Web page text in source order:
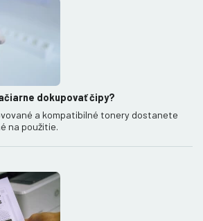
dokupovať čipy?
a kompatibilné tonery dostanete
na použitie.